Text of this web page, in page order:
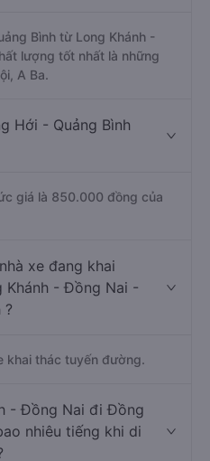
Bình từ Long Khánh -
lượng tốt nhất là những
A Ba.
Hới - Quảng Bình
giá là 850.000 đồng của
xe đang khai
Khánh - Đồng Nai -
?
khai thác tuyến đường.
- Đồng Nai đi Đồng
nhiêu tiếng khi di